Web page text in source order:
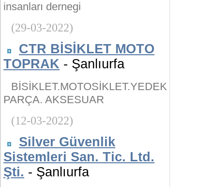
insanları dernegi
(29-03-2022)
CTR BİSİKLET MOTO
TOPRAK - Şanlıurfa
BİSİKLET.MOTOSİKLET.YEDEK
PARÇA. AKSESUAR
(12-03-2022)
Silver Güvenlik
Sistemleri San. Tic. Ltd.
Şti. - Şanlıurfa